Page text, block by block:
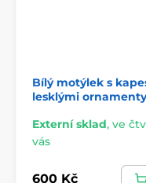
Bílý motýlek s
lesklými ornamenty
Externí sklad, ve
vás
600 Kč